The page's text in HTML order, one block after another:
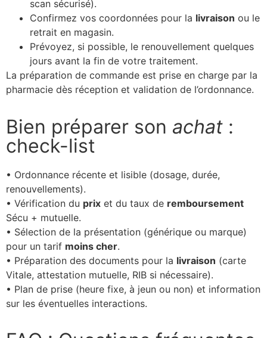
scan sécurisé).
Confirmez vos coordonnées pour la livraison ou le
retrait en magasin.
Prévoyez, si possible, le renouvellement quelques
jours avant la fin de votre traitement.
La préparation de commande est prise en charge par la
pharmacie dès réception et validation de l’ordonnance.
Bien préparer son achat :
check-list
• Ordonnance récente et lisible (dosage, durée,
renouvellements).
• Vérification du prix et du taux de remboursement
Sécu + mutuelle.
• Sélection de la présentation (générique ou marque)
pour un tarif moins cher.
• Préparation des documents pour la livraison (carte
Vitale, attestation mutuelle, RIB si nécessaire).
• Plan de prise (heure fixe, à jeun ou non) et information
sur les éventuelles interactions.